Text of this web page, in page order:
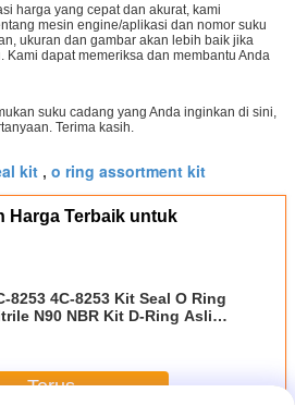
harga yang cepat dan akurat, kami
mesin engine/aplikasi dan nomor suku
ukuran dan gambar akan lebih baik jika
Kami dapat memeriksa dan membantu Anda
suku cadang yang Anda inginkan di sini,
Terima kasih.
kit , o ring assortment kit
Harga Terbaik untuk
8253 4C-8253 Kit Seal O Ring
N90 NBR Kit D-Ring Asli
Terus